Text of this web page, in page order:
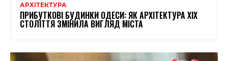
АРХІТЕКТУРА
ПРИБУТКОВІ БУДИНКИ ОДЕСИ: ЯК АРХІТЕКТУРА XIX
СТОЛІТТЯ ЗМІНИЛА ВИГЛЯД МІСТА